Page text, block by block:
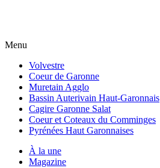
Menu
Volvestre
Coeur de Garonne
Muretain Agglo
Bassin Auterivain Haut-Garonnais
Cagire Garonne Salat
Coeur et Coteaux du Comminges
Pyrénées Haut Garonnaises
À la une
Magazine